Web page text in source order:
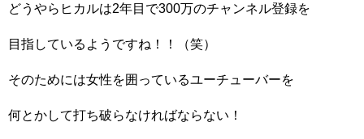
どうやらヒカルは2年目で300万のチャンネル登録を
目指しているようですね！！（笑）
そのためには女性を囲っているユーチューバーを
何とかして打ち破らなければならない！